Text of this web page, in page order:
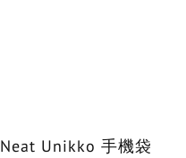
Neat Unikko 手機袋